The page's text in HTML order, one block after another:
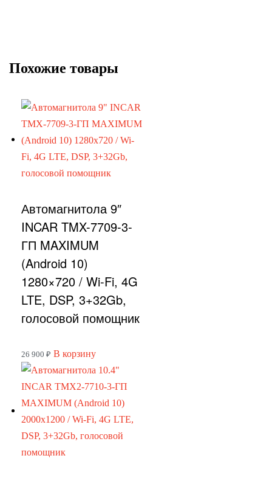
Похожие товары
Автомагнитола 9″
INCAR TMX-7709-3-
ГП MAXIMUM
(Android 10)
1280×720 / Wi-Fi, 4G
LTE, DSP, 3+32Gb,
голосовой помощник
26 900 ₽ В корзину